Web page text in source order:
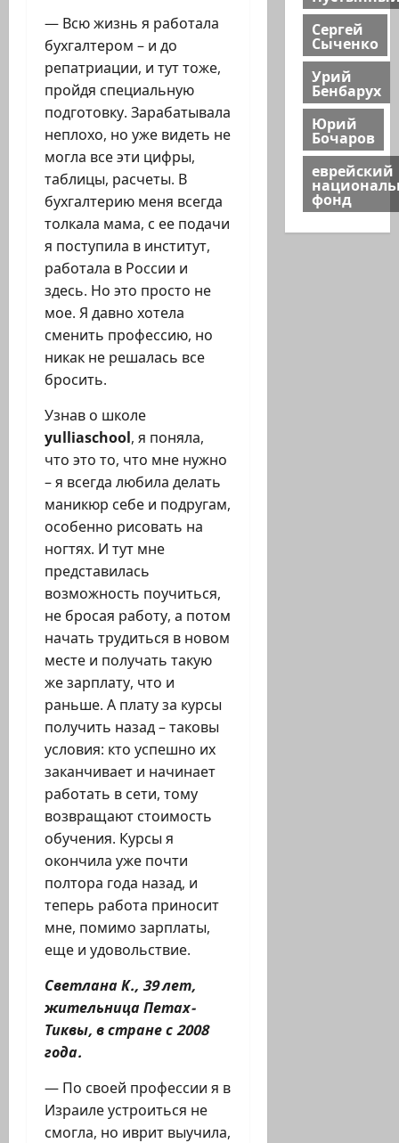
— Всю жизнь я работала
бухгалтером – и до
репатриации, и тут тоже,
пройдя специальную
подготовку. Зарабатывала
неплохо, но уже видеть не
могла все эти цифры,
таблицы, расчеты. В
бухгалтерию меня всегда
толкала мама, с ее подачи
я поступила в институт,
работала в России и
здесь. Но это просто не
мое. Я давно хотела
сменить профессию, но
никак не решалась все
бросить.
Узнав о школе
yulliaschool, я поняла,
что это то, что мне нужно
– я всегда любила делать
маникюр себе и подругам,
особенно рисовать на
ногтях. И тут мне
представилась
возможность поучиться,
не бросая работу, а потом
начать трудиться в новом
месте и получать такую
же зарплату, что и
раньше. А плату за курсы
получить назад – таковы
условия: кто успешно их
заканчивает и начинает
работать в сети, тому
возвращают стоимость
обучения. Курсы я
окончила уже почти
полтора года назад, и
теперь работа приносит
мне, помимо зарплаты,
еще и удовольствие.
Светлана К., 39 лет,
жительница Петах-
Тиквы, в стране с 2008
года.
— По своей профессии я в
Израиле устроиться не
смогла, но иврит выучила,
Сергей
Сыченко
Урий
Бенбарух
Юрий
Бочаров
еврейский
фонд